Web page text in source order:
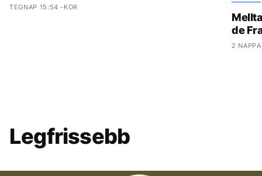
TEGNAP 15:54 -KOR
de
2
Legfrissebb